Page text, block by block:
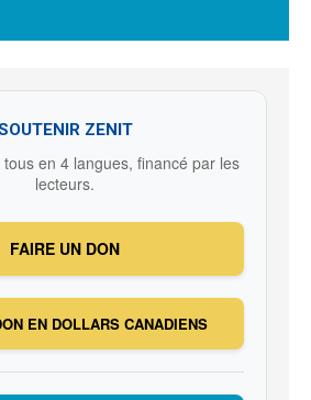
ZENIT
en 4 langues, financé par les
lecteurs.
FAIRE UN DON
EN DOLLARS CANADIENS